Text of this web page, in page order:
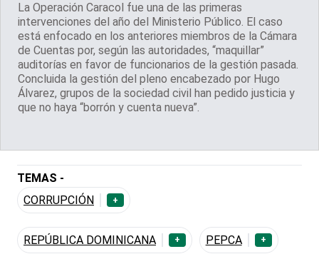
La Operación Caracol fue una de las primeras
intervenciones del año del Ministerio Público. El caso
está enfocado en los anteriores miembros de la Cámara
de Cuentas por, según las autoridades, “maquillar”
auditorías en favor de funcionarios de la gestión pasada.
Concluida la gestión del pleno encabezado por Hugo
Álvarez, grupos de la sociedad civil han pedido justicia y
que no haya “borrón y cuenta nueva”.
TEMAS -
CORRUPCIÓN
+
REPÚBLICA DOMINICANA + PEPCA +